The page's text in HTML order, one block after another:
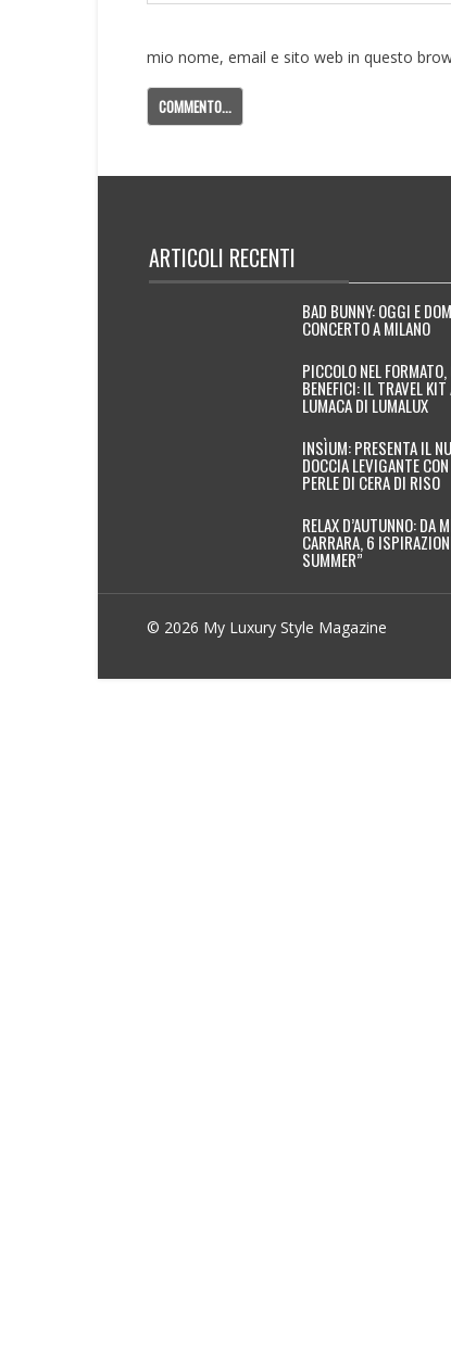
mio nome, email e sito web in questo
ARTICOLI RECENTI
BAD BUNNY: OGGI E
CONCERTO A MILANO
PICCOLO NEL
BENEFICI: IL TRAVEL KIT
LUMACA DI LUMALUX
INSÌUM: PRESENTA IL
DOCCIA LEVIGANTE
PERLE DI CERA DI RISO
RELAX D’AUTUNNO: DA
CARRARA, 6
SUMMER”
© 2026 My Luxury Style Magazine